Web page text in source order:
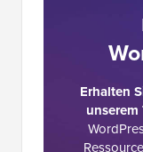
Erhalten